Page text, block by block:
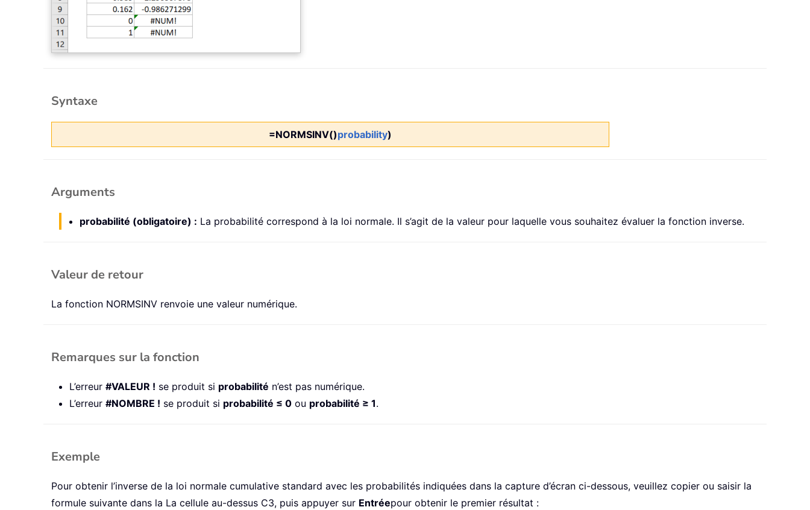
Syntaxe
=NORMSINV()probability)
Arguments
probabilité (obligatoire) : La probabilité correspond à la loi normale. Il s’agit de la valeur pour laquelle vous souhaitez évaluer la fonction inverse.
Valeur de retour
La fonction NORMSINV renvoie une valeur numérique.
Remarques sur la fonction
L’erreur #VALEUR ! se produit si probabilité n’est pas numérique.
L’erreur #NOMBRE ! se produit si probabilité ≤ 0 ou probabilité ≥ 1.
Exemple
Pour obtenir l’inverse de la loi normale cumulative standard avec les probabilités indiquées dans la capture d’écran ci-dessous, veuillez copier ou saisir la
formule suivante dans la La cellule au-dessus C3, puis appuyer sur Entréepour obtenir le premier résultat :